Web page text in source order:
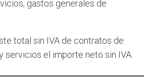
gastos generales de
total sin IVA de contratos de
servicios el importe neto sin IVA.